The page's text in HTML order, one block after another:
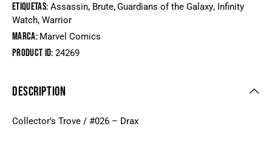
Etiquetas: Assassin, Brute,Guardians of the Galaxy, Infinity
Watch, Warrior
Marca: Marvel Comics
Product ID:24269
DESCRIPTION
Collector’s Trove / #026 – Drax